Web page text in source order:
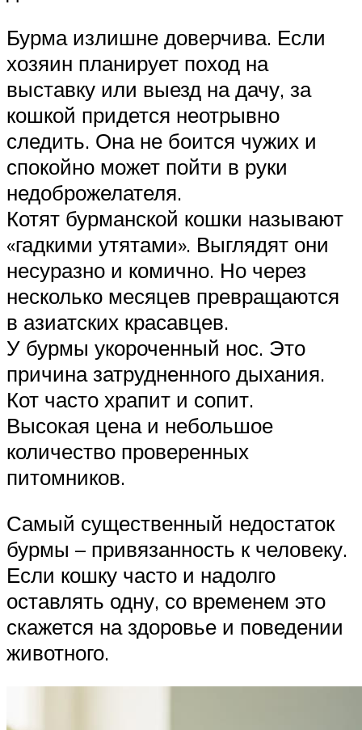
Бурма излишне доверчива. Если
хозяин планирует поход на
выставку или выезд на дачу, за
кошкой придется неотрывно
следить. Она не боится чужих и
спокойно может пойти в руки
недоброжелателя.
Котят бурманской кошки называют
«гадкими утятами». Выглядят они
несуразно и комично. Но через
несколько месяцев превращаются
в азиатских красавцев.
У бурмы укороченный нос. Это
причина затрудненного дыхания.
Кот часто храпит и сопит.
Высокая цена и небольшое
количество проверенных
питомников.
Самый существенный недостаток
бурмы – привязанность к человеку.
Если кошку часто и надолго
оставлять одну, со временем это
скажется на здоровье и поведении
животного.